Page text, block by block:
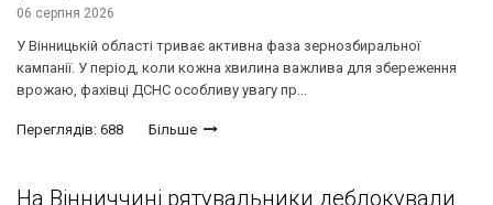
06 серпня 2026
У Вінницькій області триває активна фаза зернозбиральної
кампанії. У період, коли кожна хвилина важлива для збереження
врожаю, фахівці ДСНС особливу увагу пр...
Переглядів: 688 Більше
На Вінниччині рятувальники деблокували